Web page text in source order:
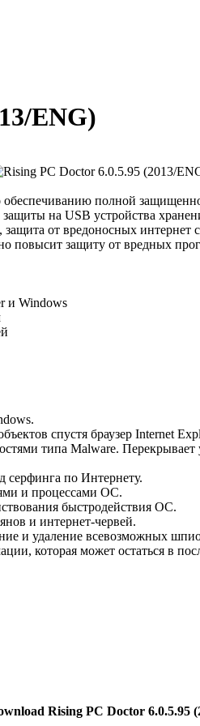
ENG)
обеспечиванию полной
на USB устройства
от вредоносных интернет
повысит защиту от вредных
и Windows
спустя браузер Internet
типа Malware.
серфинга по Интернету.
и процессами ОС.
быстродействия ОС.
и интернет-червей.
и удаление всевозможных
которая может остаться в
Rising PC Doctor 6.0.5.95